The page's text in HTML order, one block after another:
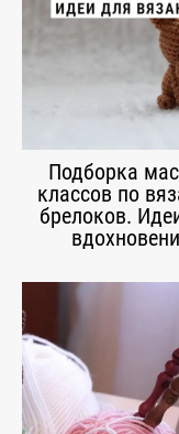
Подборка
классов по
брелоков.